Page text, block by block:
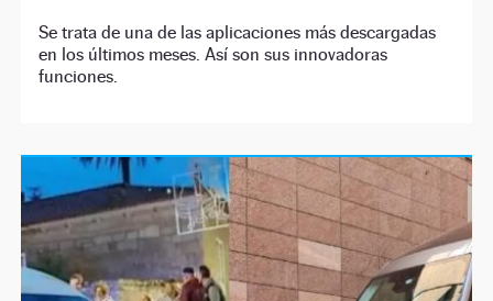
Se trata de una de las aplicaciones más descargadas
en los últimos meses. Así son sus innovadoras
funciones.